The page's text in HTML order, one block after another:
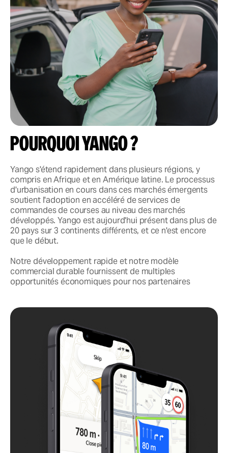
Pourquoi Yango ?
Yango s'étend rapidement dans plusieurs régions, y
compris en Afrique et en Amérique latine. Le processus
d'urbanisation en cours dans ces marchés émergents
soutient l'adoption en accéléré de services de
commandes de courses au niveau des marchés
développés. Yango est aujourd'hui présent dans plus de
20 pays sur 3 continents différents, et ce n'est encore
que le début.
Notre développement rapide et notre modèle
commercial durable fournissent de multiples
opportunités économiques pour nos partenaires